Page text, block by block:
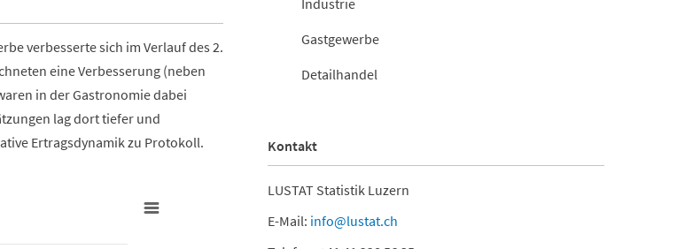
verbesserte sich im Verlauf des 2.
eine Verbesserung (neben
in der Gastronomie dabei
lag dort tiefer und
Ertragsdynamik zu Protokoll.
Industrie
Gastgewerbe
Detailhandel
Kontakt
LUSTAT Statistik Luzern
E-Mail: info@lustat.ch